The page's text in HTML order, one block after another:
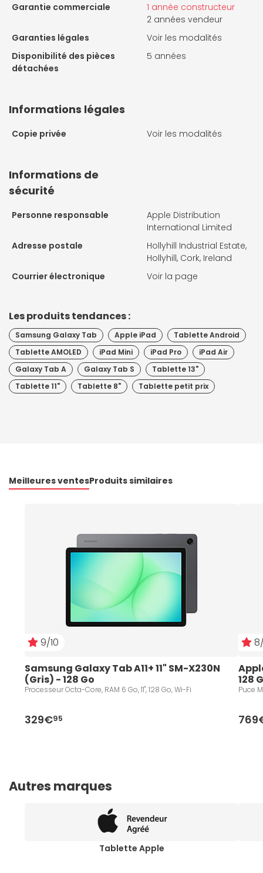
Garantie commerciale
1 année constructeur
2 années vendeur
Garanties légales
Voir les modalités
Disponibilité des pièces
détachées
5 années
Informations légales
Copie privée Voir les modalités
Informations de
sécurité
Personne responsable
Apple Distribution
International Limited
Adresse postale
Hollyhill Industrial Estate,
Hollyhill, Cork, Ireland
Courrier électronique
Voir la page
Les produits tendances :
Samsung Galaxy Tab Apple iPad
Tablette Android
Tablette AMOLED
iPad Mini iPad Pro
iPad Air
Galaxy Tab A
Galaxy Tab S
Tablette 13"
Tablette 11"
Tablette 8" Tablette petit prix
Meilleures ventesProduits similaires
9/10
Samsung Galaxy Tab A11+ 11" SM-X230N
(Gris) - 128 Go
Processeur Octa-Core, RAM 6 Go, 11", 128 Go, Wi-Fi
329€95
128
Puce
Autres marques
Tablette Apple